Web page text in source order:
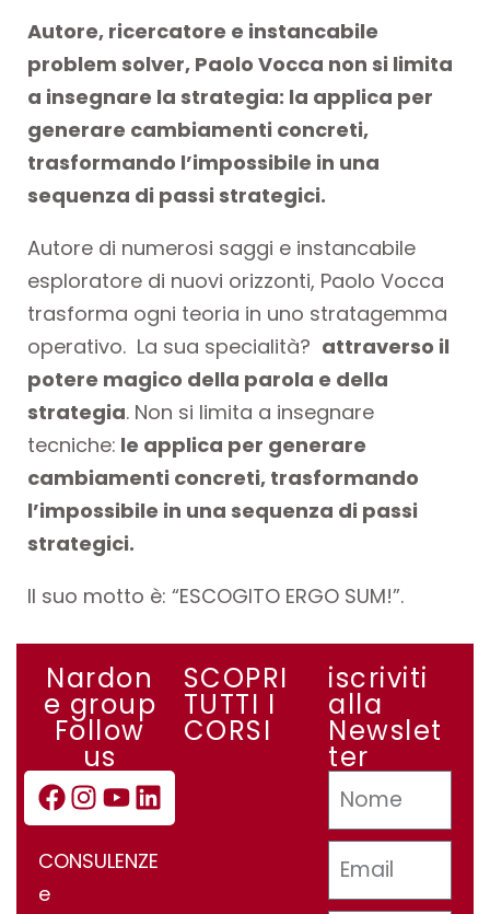
Autore, ricercatore e instancabile
problem solver, Paolo Vocca non si limita
a insegnare la strategia: la applica per
generare cambiamenti concreti,
trasformando l’impossibile in una
sequenza di passi strategici.
Autore di numerosi saggi e instancabile
esploratore di nuovi orizzonti, Paolo Vocca
trasforma ogni teoria in uno stratagemma
operativo. La sua specialità? attraverso il
potere magico della parola e della
strategia. Non si limita a insegnare
tecniche: le applica per generare
cambiamenti concreti, trasformando
l’impossibile in una sequenza di passi
strategici.
Il suo motto è: “ESCOGITO ERGO SUM!”.
Nardon
e group
Follow
us
CONSULENZE
e
SCOPRI
TUTTI I
CORSI
iscriviti
alla
Newslet
ter